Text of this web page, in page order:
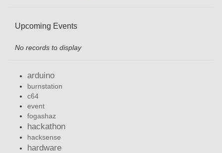
Upcoming Events
No records to display
arduino
burnstation
c64
event
fogashaz
hackathon
hacksense
hardware